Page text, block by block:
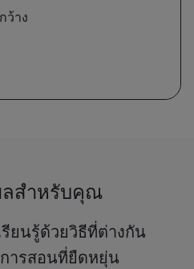
ว้าง
ลสำหรับคุณ
นรู้ด้วยวิธีที่ต่างกัน
ารสอนที่ยืดหยุ่น